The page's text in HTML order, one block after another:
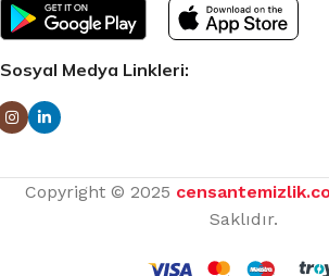
Sosyal Medya Linkleri:
Copyright © 2025
Saklıdır.